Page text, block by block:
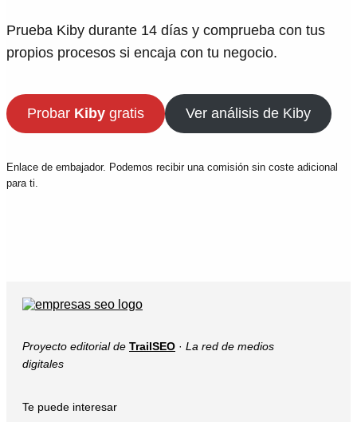
Prueba Kiby durante 14 días y comprueba con tus
propios procesos si encaja con tu negocio.
Probar Kibygratis Ver análisis de Kiby
Enlace de embajador. Podemos recibir una comisión sin coste adicional
para ti.
Proyecto editorial de TrailSEO · La red de medios
digitales
Te puede interesar